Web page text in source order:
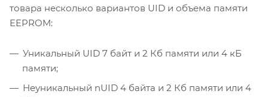
товара несколько вариантов UID и объема памяти
EEPROM:
Уникальный UID 7 байт и 2 Кб памяти или 4 кБ
памяти;
Неуникальный nUID 4 байта и 2 Кб памяти или 4